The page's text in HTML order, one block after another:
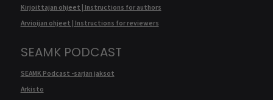
Kirjoittajan ohjeet | Instructions for authors
Arvioijan ohjeet | Instructions for reviewers
SEAMK PODCAST
SEAMK Podcast -sarjan jaksot
Arkisto